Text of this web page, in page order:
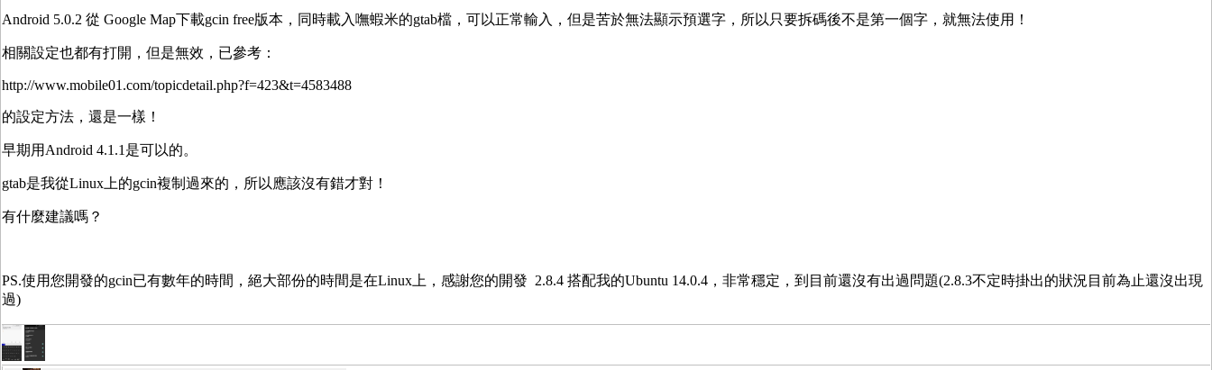
Android 5.0.2 從 Google Map下載gcin free版本，同時載入嘸蝦米的gtab檔，可以正常輸入，但是苦於無法顯示預選字，所以只要拆碼後不是第一個字，就無法使用！
相關設定也都有打開，但是無效，已參考：
http://www.mobile01.com/topicdetail.php?f=423&t=4583488
的設定方法，還是一樣！
早期用Android 4.1.1是可以的。
gtab是我從Linux上的gcin複制過來的，所以應該沒有錯才對！
有什麼建議嗎？
PS.使用您開發的gcin已有數年的時間，絕大部份的時間是在Linux上，感謝您的開發 2.8.4 搭配我的Ubuntu 14.0.4，非常穩定，到目前還沒有出過問題(2.8.3不定時掛出的狀況目前為止還沒出現
過)